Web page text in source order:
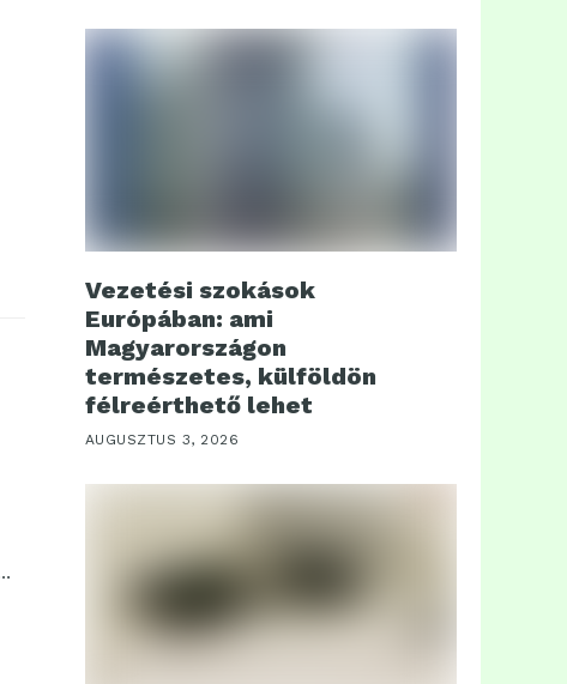
Vezetési szokások
Európában: ami
Magyarországon
természetes, külföldön
félreérthető lehet
AUGUSZTUS 3, 2026